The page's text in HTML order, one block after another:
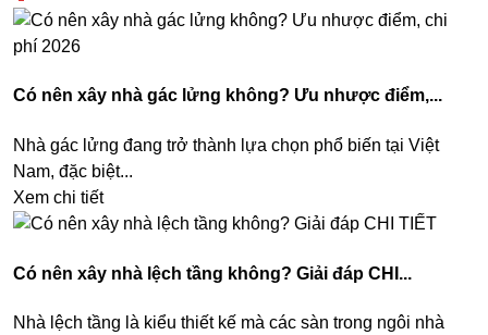
Có nên xây nhà gác lửng không? Ưu nhược điểm,...
Nhà gác lửng đang trở thành lựa chọn phổ biến tại Việt
Nam, đặc biệt...
Xem chi tiết
Có nên xây nhà lệch tầng không? Giải đáp CHI...
Nhà lệch tầng là kiểu thiết kế mà các sàn trong ngôi nhà